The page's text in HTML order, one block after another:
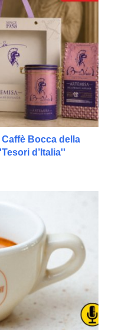
Bocca della
d’Italia''